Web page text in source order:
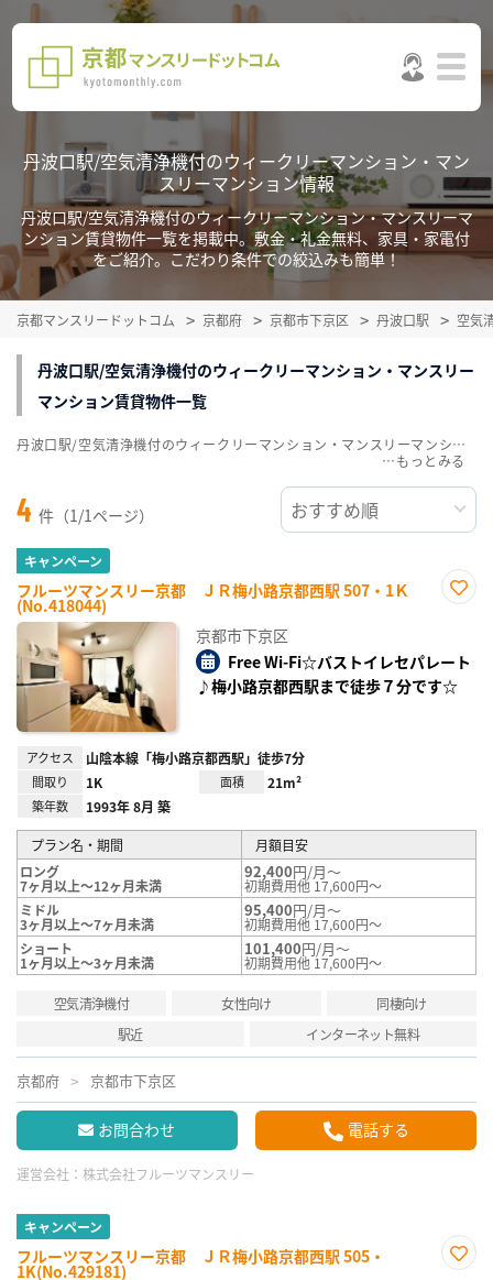
丹波口駅/空気清浄機付のウィークリーマンション・マン
スリーマンション情報
丹波口駅/空気清浄機付のウィークリーマンション・マンスリーマ
ンション賃貸物件一覧を掲載中。敷金・礼金無料、家具・家電付
をご紹介。こだわり条件での絞込みも簡単！
京都マンスリードットコム 京都府 京都市下京区 丹波口駅 空気
丹波口駅/空気清浄機付のウィークリーマンション・マンスリー
マンション賃貸物件一覧
4 件（1/1ページ）
キャンペーン
フルーツマンスリー京都 ＪＲ梅小路京都西駅 507・1Ｋ
(No.418044)
録
京都市下京区
Free Wi-Fi☆バストイレセパレート
♪梅小路京都西駅まで徒歩７分です☆
アクセス 山陰本線「梅小路京都西駅」徒歩7分
間取り 1K 面積 21m²
築年数 1993年 8月 築
プラン名・期間
月額目安
ロング
7ヶ月以上～12ヶ月未満
92,400円/月～
初期費用他 17,600円～
ミドル
3ヶ月以上～7ヶ月未満
95,400円/月～
初期費用他 17,600円～
ショート
1ヶ月以上～3ヶ月未満
101,400円/月～
初期費用他 17,600円～
空気清浄機付 女性向け
同棲向け
駅近
インターネット無料
京都府 京都市下京区
お問合わせ 電話する
運営会社： 株式会社フルーツマンスリー
キャンペーン
フルーツマンスリー京都 ＪＲ梅小路京都西駅 505・
1K(No.429181)
丹波口駅/空気清浄機付のウィークリーマンション・マンスリーマンション賃貸物件一覧を掲載中。敷金・礼金無料、家具・家電付をご紹介。こだわり条件での絞込みも簡単！
…